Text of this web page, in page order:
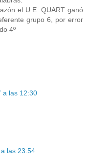
el U.E. QUART ganó
grupo 6, por error
4º
a las 12:30
las 23:54